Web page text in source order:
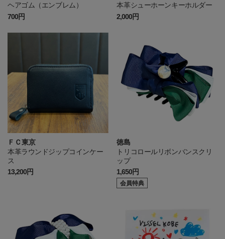
ヘアゴム（エンブレム）
700円
本革シューホーンキーホルダー
2,000円
ＦＣ東京
本革ラウンドジップコインケー
ス
13,200円
徳島
トリコロールリボンバンスクリ
ップ
1,650円
会員特典